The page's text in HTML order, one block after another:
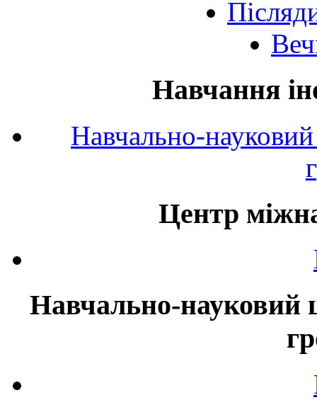
Навчання
Навчально-
Центр
Навчально-науковий